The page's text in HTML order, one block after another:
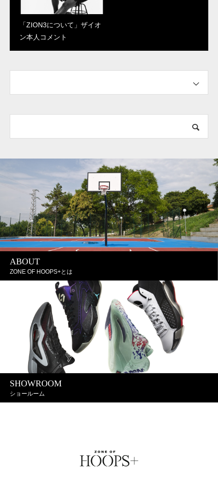
「ZION3について」ザイオ
ン本人コメント
“ジェイソン・テイタム初の
シグネチャーシューズ”
「テイタム 1について」本
ABOUT
ZONE OF HOOPS+とは
SHOWROOM
ショールーム